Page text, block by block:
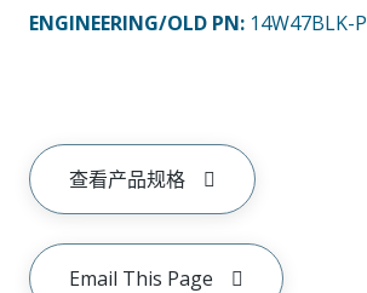
ENGINEERING/OLD PN: 14W47BLK-P
查看产品规格
Email This Page